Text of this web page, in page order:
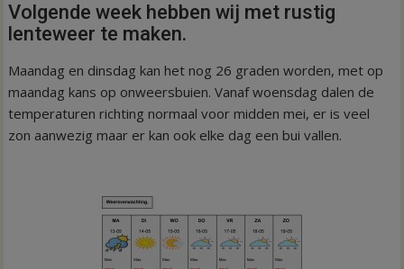
Volgende week hebben wij met rustig
lenteweer te maken.
Maandag en dinsdag kan het nog 26 graden worden, met op
maandag kans op onweersbuien. Vanaf woensdag dalen de
temperaturen richting normaal voor midden mei, er is veel
zon aanwezig maar er kan ook elke dag een bui vallen.